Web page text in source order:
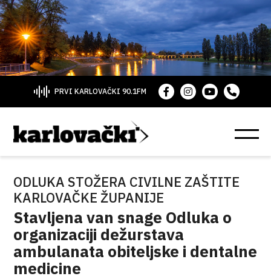
PRVI KARLOVAČKI 90.1FM
ODLUKA STOŽERA CIVILNE ZAŠTITE
KARLOVAČKE ŽUPANIJE
Stavljena van snage Odluka o
organizaciji dežurstava
ambulanata obiteljske i dentalne
medicine